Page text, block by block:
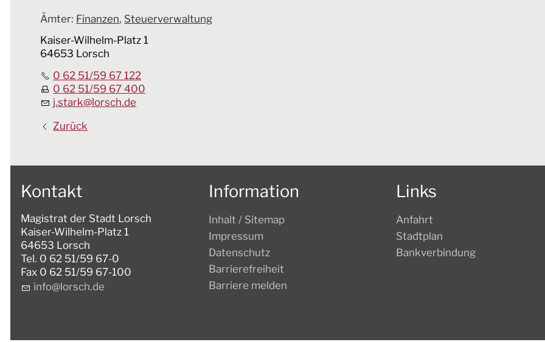
Ämter: Finanzen, Steuerverwaltung
Kaiser-Wilhelm-Platz 1
64653 Lorsch
0 62 51/59 67 122
0 62 51/59 67 400
j.stark@lorsch.de
Zurück
Kontakt
Magistrat der Stadt Lorsch
Kaiser-Wilhelm-Platz 1
64653 Lorsch
Tel. 0 62 51/59 67-0
Fax 0 62 51/59 67-100
nf
l rsch d
Information
Inhalt / Sitemap
Impressum
Datenschutz
Barrierefreiheit
Barriere melden
Links
Anfahrt
Stadtplan
Bankverbindung